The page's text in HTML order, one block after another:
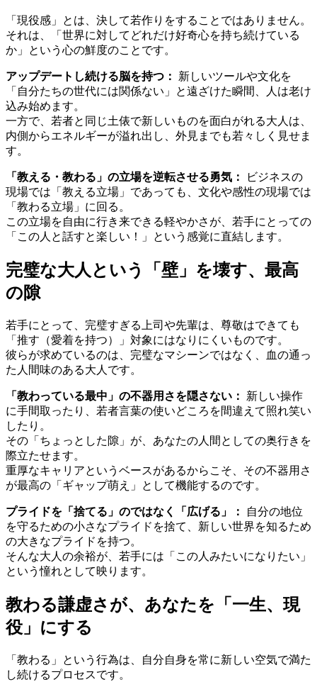
「現役感」とは、決して若作りをすることではありません。
それは、「世界に対してどれだけ好奇心を持ち続けている
か」という心の鮮度のことです。
アップデートし続ける脳を持つ：
新しいツールや文化を
「自分たちの世代には関係ない」と遠ざけた瞬間、人は老け
込み始めます。
一方で、若者と同じ土俵で新しいものを面白がれる大人は、
内側からエネルギーが溢れ出し、外見までも若々しく見せま
す。
「教える・教わる」の立場を逆転させる勇気：
ビジネスの
現場では「教える立場」であっても、文化や感性の現場では
「教わる立場」に回る。
この立場を自由に行き来できる軽やかさが、若手にとっての
「この人と話すと楽しい！」という感覚に直結します。
完璧な大人という「壁」を壊す、最高
の隙
若手にとって、完璧すぎる上司や先輩は、尊敬はできても
「推す（愛着を持つ）」対象にはなりにくいものです。
彼らが求めているのは、完璧なマシーンではなく、血の通っ
た人間味のある大人です。
「教わっている最中」の不器用さを隠さない：
新しい操作
に手間取ったり、若者言葉の使いどころを間違えて照れ笑い
したり。
その「ちょっとした隙」が、あなたの人間としての奥行きを
際立たせます。
重厚なキャリアというベースがあるからこそ、その不器用さ
が最高の「ギャップ萌え」として機能するのです。
プライドを「捨てる」のではなく「広げる」：
自分の地位
を守るための小さなプライドを捨て、新しい世界を知るため
の大きなプライドを持つ。
そんな大人の余裕が、若手には「この人みたいになりたい」
という憧れとして映ります。
教わる謙虚さが、あなたを「一生、現
役」にする
「教わる」という行為は、自分自身を常に新しい空気で満た
し続けるプロセスです。